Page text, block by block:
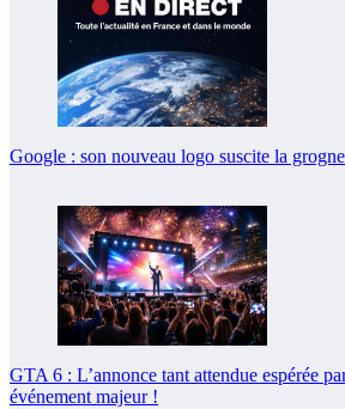
Google : son nouveau logo suscite la
GTA 6 : L’annonce tant attendue espérée
événement majeur !